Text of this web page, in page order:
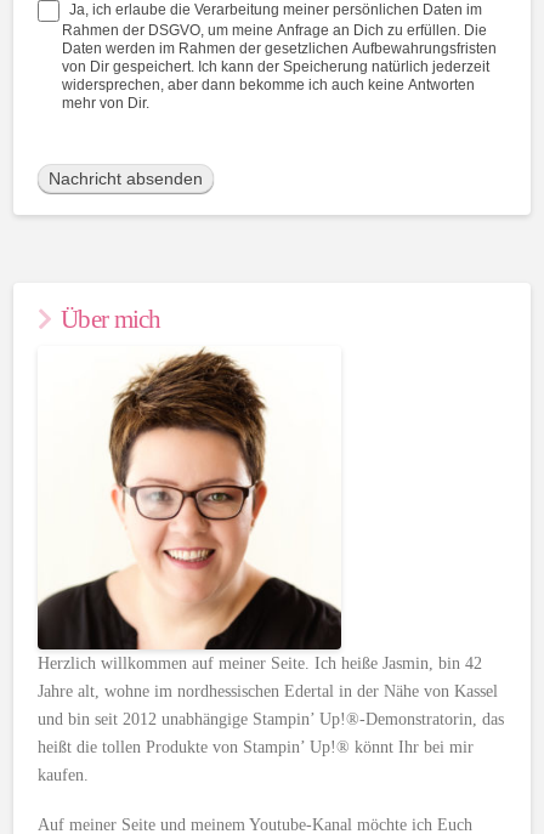
Ja, ich erlaube die Verarbeitung meiner persönlichen Daten im
Rahmen der DSGVO, um meine Anfrage an Dich zu erfüllen. Die
Daten werden im Rahmen der gesetzlichen Aufbewahrungsfristen
von Dir gespeichert. Ich kann der Speicherung natürlich jederzeit
widersprechen, aber dann bekomme ich auch keine Antworten
mehr von Dir.
Über mich
Herzlich willkommen auf meiner Seite. Ich heiße Jasmin, bin 42
Jahre alt, wohne im nordhessischen Edertal in der Nähe von Kassel
und bin seit 2012 unabhängige Stampin’ Up!®-Demonstratorin, das
heißt die tollen Produkte von Stampin’ Up!® könnt Ihr bei mir
kaufen.
Auf meiner Seite und meinem Youtube-Kanal möchte ich Euch